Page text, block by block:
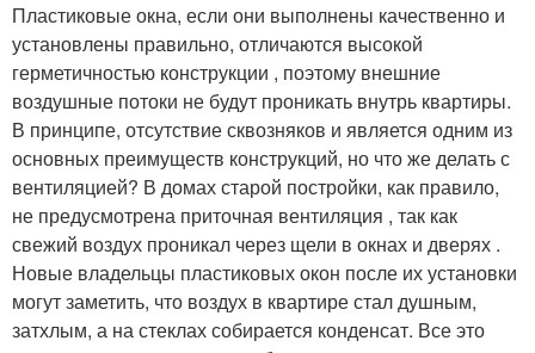
Пластиковые окна, если они выполнены качественно и
установлены правильно, отличаются высокой
герметичностью конструкции , поэтому внешние
воздушные потоки не будут проникать внутрь квартиры.
В принципе, отсутствие сквозняков и является одним из
основных преимуществ конструкций, но что же делать с
вентиляцией? В домах старой постройки, как правило,
не предусмотрена приточная вентиляция , так как
свежий воздух проникал через щели в окнах и дверях .
Новые владельцы пластиковых окон после их установки
могут заметить, что воздух в квартире стал душным,
затхлым, а на стеклах собирается конденсат. Все это